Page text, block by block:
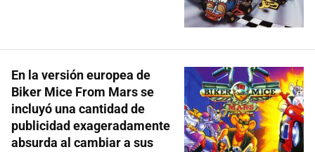
En la versión europea de
Biker Mice From Mars se
incluyó una cantidad de
publicidad exageradamente
absurda al cambiar a sus